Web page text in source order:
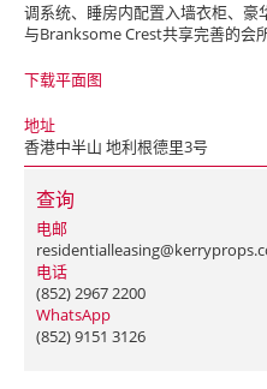
调系统、睡房内配置入墙衣柜、豪
与Branksome Crest共享完善的会
下载平面图
地址
香港中半山 地利根德里3号
查询
电邮
电话
(852) 2967 2200
WhatsApp
(852) 9151 3126